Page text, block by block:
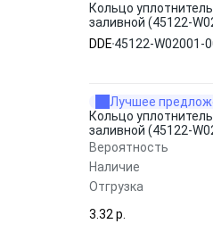
Кольцо
заливной (45122-
DDE 45122-W02001-
Лучшее
Кольцо
заливной (45122-
Вероятность
Наличие
Отгрузка
3.32 p.